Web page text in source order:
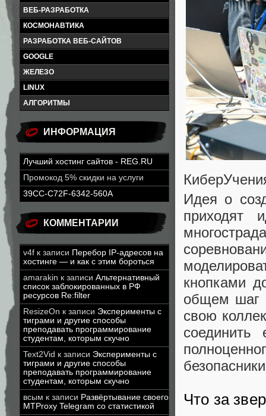
ВЕБ-РАЗРАБОТКА
КОСМОНАВТИКА
РАЗРАБОТКА ВЕБ-САЙТОВ
GOOGLE
ЖЕЛЕЗО
LINUX
АЛГОРИТМЫ
ИНФОРМАЦИЯ
Лучший хостинг сайтов - REG.RU
Промокод 5% скидки на услуги
39CC-C72F-6342-560A
КОММЕНТАРИИ
v4f к записи Перебор IP-адресов на
хостинге — и как с этим бороться
amarakin к записи Альтернативный
список заблокированных в РФ
ресурсов Re:filter
ResizeOn к записи Эксперименты с
тиграми и другие способы
преподавать программирование
студентам, которым скучно
Text2Vid к записи Эксперименты с
тиграми и другие способы
преподавать программирование
студентам, которым скучно
всым к записи Развёртывание своего
MTProxy Telegram со статистикой
Идея о
приходят
кнопками
общем шаг
свою
Что за